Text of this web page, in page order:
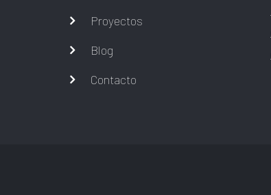
Proyectos
Blog
Contacto